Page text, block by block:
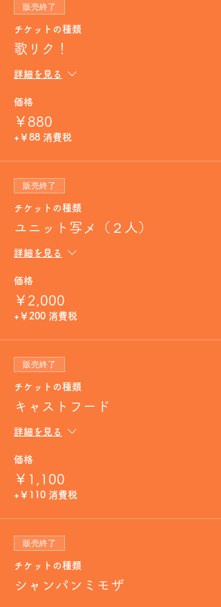
販売終了
チケットの種類
歌リク！
詳細を見る
価格
￥880
+￥88 消費税
販売終了
チケットの種類
ユニット写メ（２人）
詳細を見る
価格
￥2,000
+￥200 消費税
販売終了
チケットの種類
キャストフード
詳細を見る
価格
￥1,100
+￥110 消費税
販売終了
チケットの種類
シャンパンミモザ